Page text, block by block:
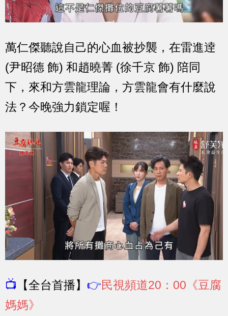
萬仁傑聽說自己的心血被抄襲，在雷進逹
(尹昭德 飾) 和趙曉菁 (徐千京 飾) 陪同
下，來和方雲龍理論，方雲龍會有什麼說
法？今晚強力鎖定喔！
📺 【全台首播】 👉民視頻道20：00《豆腐
媽媽》